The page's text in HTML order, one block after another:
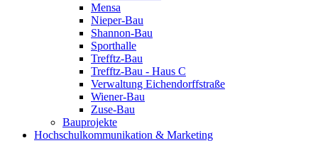
Mensa
Nieper-Bau
Shannon-Bau
Sporthalle
Trefftz-Bau
Trefftz-Bau - Haus C
Verwaltung Eichendorffstraße
Wiener-Bau
Zuse-Bau
Bauprojekte
Hochschulkommunikation & Marketing